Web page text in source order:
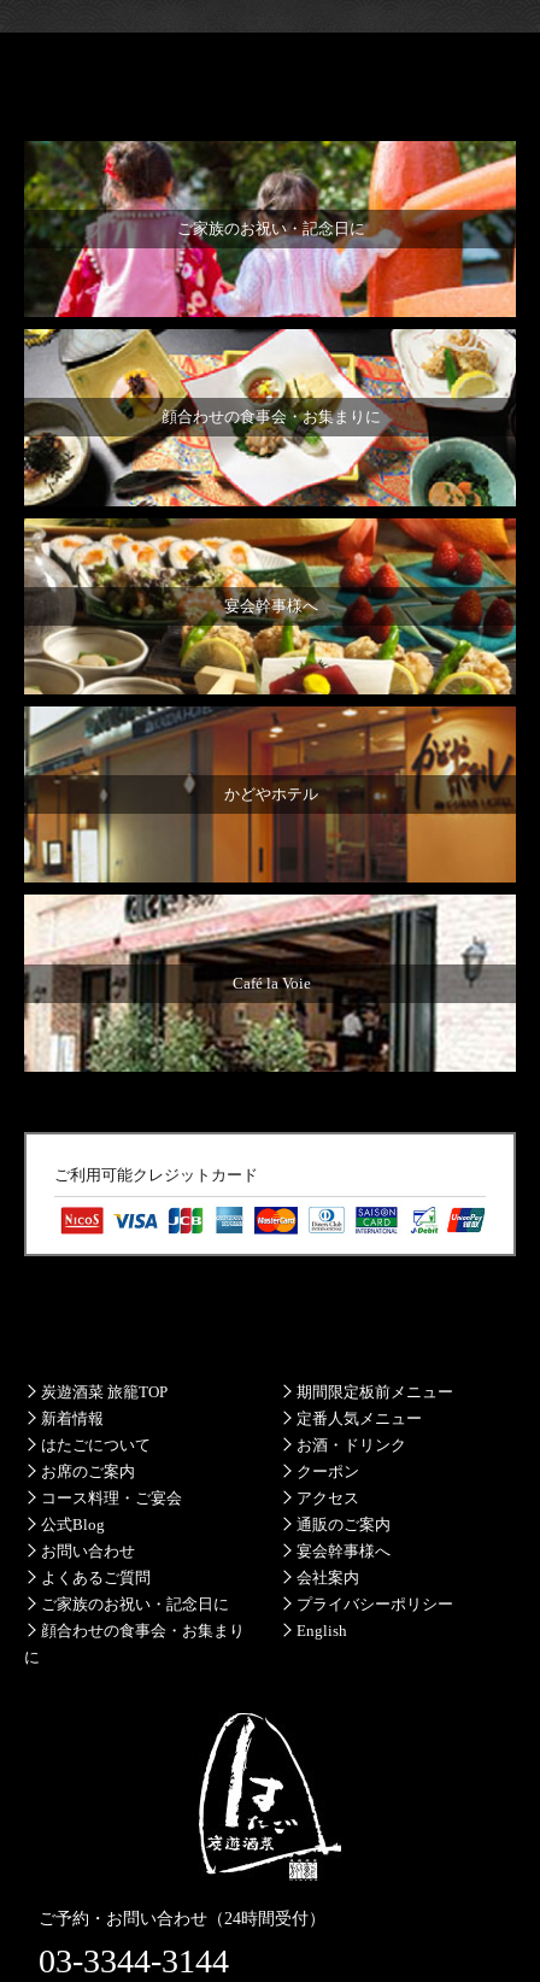
ご家族のお祝い・記念日に
顔合わせの食事会・お集まりに
宴会幹事様へ
かどやホテル
Café la Voie
ご利用可能クレジットカード
炭遊酒菜 旅籠TOP
新着情報
はたごについて
お席のご案内
コース料理・ご宴会
期間限定板前メニュー
定番人気メニュー
お酒・ドリンク
クーポン
アクセス
公式Blog
お問い合わせ
よくあるご質問
ご家族のお祝い・記念日に
顔合わせの食事会・お集まり
に
通販のご案内
宴会幹事様へ
会社案内
プライバシーポリシー
English
ご予約・お問い合わせ（24時間受付）
03-3344-3144